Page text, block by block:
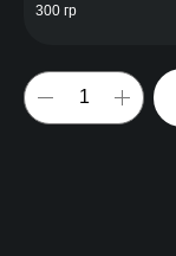
300 гр